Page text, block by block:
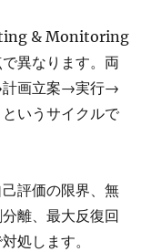
& Monitoring
異なります。両
計画立案→実行→
いうサイクルで
評価の限界、無
離、最大反復回
処します。